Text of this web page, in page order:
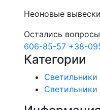
Неоновые
Остались
606-85-57 +38-
Категории
Светильники
Светильники